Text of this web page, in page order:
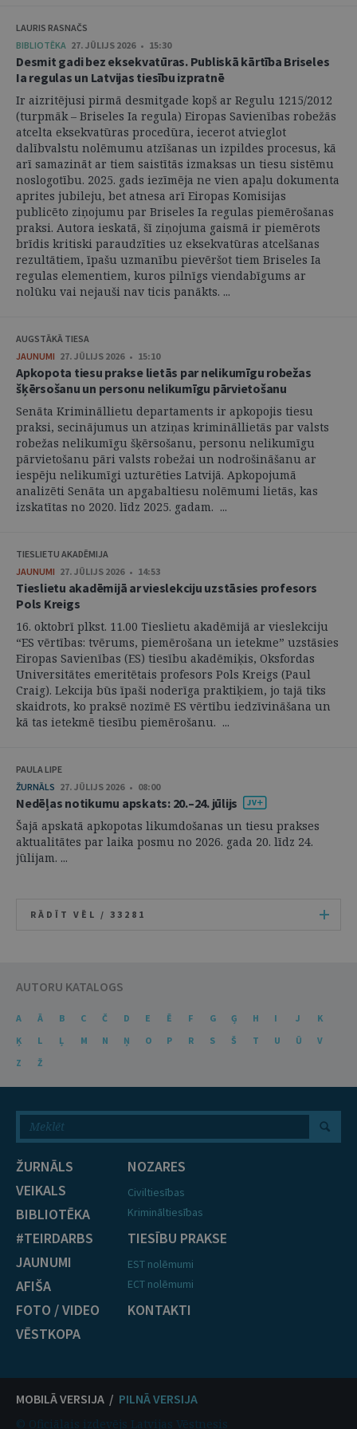
LAURIS RASNAČS
BIBLIOTĒKA 27. JŪLIJS 2026 • 15:30
Desmit gadi bez eksekvatūras. Publiskā kārtība Briseles
Ia regulas un Latvijas tiesību izpratnē
Ir aizritējusi pirmā desmitgade kopš ar Regulu 1215/2012
(turpmāk – Briseles Ia regula) Eiropas Savienības robežās
atcelta eksekvatūras procedūra, iecerot atvieglot
dalībvalstu nolēmumu atzīšanas un izpildes procesus, kā
arī samazināt ar tiem saistītās izmaksas un tiesu sistēmu
noslogotību. 2025. gads iezīmēja ne vien apaļu dokumenta
aprites jubileju, bet atnesa arī Eiropas Komisijas
publicēto ziņojumu par Briseles Ia regulas piemērošanas
praksi. Autora ieskatā, šī ziņojuma gaismā ir piemērots
brīdis kritiski paraudzīties uz eksekvatūras atcelšanas
rezultātiem, īpašu uzmanību pievēršot tiem Briseles Ia
regulas elementiem, kuros pilnīgs viendabīgums ar
nolūku vai nejauši nav ticis panākts. ...
AUGSTĀKĀ TIESA
JAUNUMI 27. JŪLIJS 2026 • 15:10
Apkopota tiesu prakse lietās par nelikumīgu robežas
šķērsošanu un personu nelikumīgu pārvietošanu
Senāta Krimināllietu departaments ir apkopojis tiesu
praksi, secinājumus un atziņas krimināllietās par valsts
robežas nelikumīgu šķērsošanu, personu nelikumīgu
pārvietošanu pāri valsts robežai un nodrošināšanu ar
iespēju nelikumīgi uzturēties Latvijā. Apkopojumā
analizēti Senāta un apgabaltiesu nolēmumi lietās, kas
izskatītas no 2020. līdz 2025. gadam. ...
TIESLIETU AKADĒMIJA
JAUNUMI 27. JŪLIJS 2026 • 14:53
Tieslietu akadēmijā ar vieslekciju uzstāsies profesors
Pols Kreigs
16. oktobrī plkst. 11.00 Tieslietu akadēmijā ar vieslekciju
“ES vērtības: tvērums, piemērošana un ietekme” uzstāsies
Eiropas Savienības (ES) tiesību akadēmiķis, Oksfordas
Universitātes emeritētais profesors Pols Kreigs (Paul
Craig). Lekcija būs īpaši noderīga praktiķiem, jo tajā tiks
skaidrots, ko praksē nozīmē ES vērtību iedzīvināšana un
kā tas ietekmē tiesību piemērošanu. ...
PAULA LIPE
ŽURNĀLS 27. JŪLIJS 2026 • 08:00
Nedēļas notikumu apskats: 20.–24. jūlijs
Šajā apskatā apkopotas likumdošanas un tiesu prakses
aktualitātes par laika posmu no 2026. gada 20. līdz 24.
jūlijam. ...
RĀDĪT VĒL / 33281
AUTORU KATALOGS
A Ā B C Č D E Ē F G Ģ H I J
K
Ķ
L Ļ M N Ņ O P R S Š T U Ū
V
Z
Ž
ŽURNĀLS
VEIKALS
BIBLIOTĒKA
#TEIRDARBS
JAUNUMI
AFIŠA
FOTO / VIDEO
VĒSTKOPA
NOZARES
Civiltiesības
Krimināltiesības
TIESĪBU PRAKSE
EST nolēmumi
ECT nolēmumi
KONTAKTI
MOBILĀ VERSIJA / PILNĀ VERSIJA
© Oficiālais izdevējs Latvijas Vēstnesis